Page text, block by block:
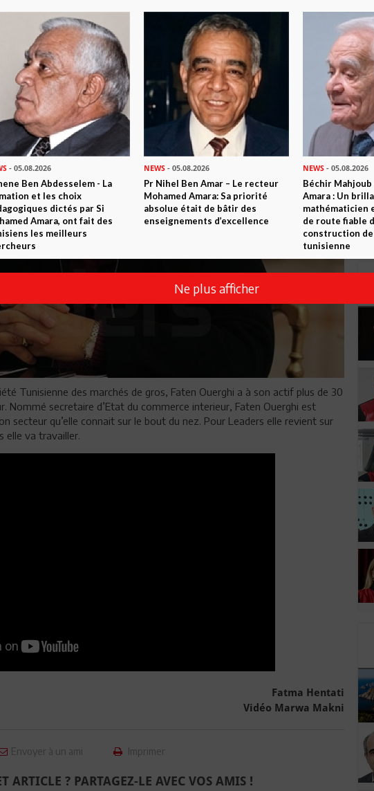
(Vidéo)
Tunisienne des marchés de gros, Faten Ouerghi a à son actif plus de 30
Nommé secretaire d’Etat du commerce interieur, Faten Ouerghi est
secteur qu’elle connait sur le bout du nez. Pour Leaders elle revient sur
elle va travailler.
Fatma Hentati
Vidéo Marwa Makni
Envoyer à un ami Imprimer
ARTICLE ? PARTAGEZ-LE AVEC VOS AMIS !
- 05.08.2026
Ben Abdesselem - La
et les choix
dictés par Si
Amara, ont fait des
les meilleurs
NEWS - 05.08.2026
Pr Nihel Ben Amar – Le recteur
Mohamed Amara: Sa priorité
absolue était de bâtir des
enseignements d’excellence
NEWS- 05.08.2026
Béchir Mahjoub
Amara : Un
mathématicien
de route fiable
construction
tunisienne
Ne plus afficher